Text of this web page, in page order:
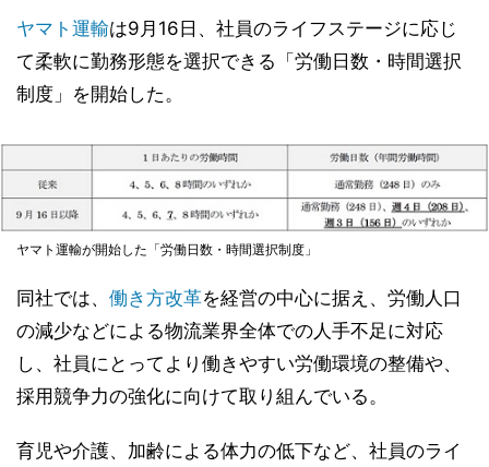
ヤマト運輸は9月16日、社員のライフステージに応じ
て柔軟に勤務形態を選択できる「労働日数・時間選択
制度」を開始した。
ヤマト運輸が開始した「労働日数・時間選択制度」
同社では、 働き方改革を経営の中心に据え、労働人口
の減少などによる物流業界全体での人手不足に対応
し、社員にとってより働きやすい労働環境の整備や、
採用競争力の強化に向けて取り組んでいる。
育児や介護、加齢による体力の低下など、社員のライ